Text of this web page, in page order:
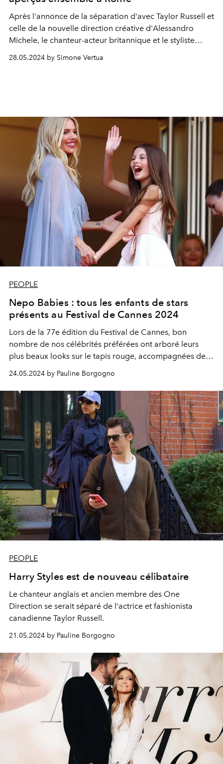
Après l'annonce de la séparation d'avec Taylor Russell et
celle de la nouvelle direction créative d'Alessandro
Michele, le chanteur-acteur britannique et le styliste
italien ont été aperçus ensemble à Rome dans la soirée.
28.05.2024 by Simone Vertua
PEOPLE
Nepo Babies : tous les enfants de stars
présents au Festival de Cannes 2024
Lors de la 77e édition du Festival de Cannes, bon
nombre de nos célébrités préférées ont arboré leurs
plus beaux looks sur le tapis rouge, accompagnées de
leurs enfants.
24.05.2024 by Pauline Borgogno
PEOPLE
Harry Styles est de nouveau célibataire
Le chanteur anglais et ancien membre des One
Direction se serait séparé de l'actrice et fashionista
canadienne Taylor Russell.
21.05.2024 by Pauline Borgogno